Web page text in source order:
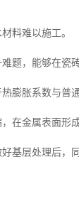
料难以施工。
题，能够在
膨胀系数与普
在金属表面形
基层处理后，